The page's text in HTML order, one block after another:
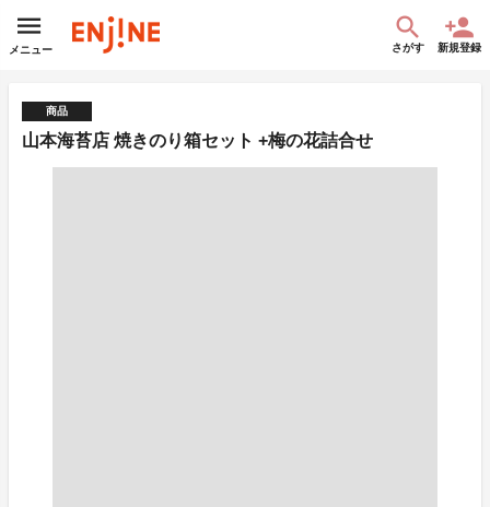
メニュー さがす 新規登録
商品
山本海苔店 焼きのり箱セット +梅の花詰合せ